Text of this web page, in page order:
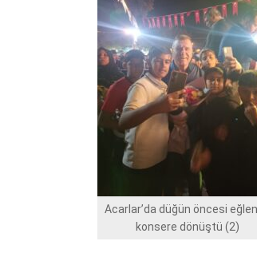
Acarlar’da düğün öncesi
konsere dönüştü (2)